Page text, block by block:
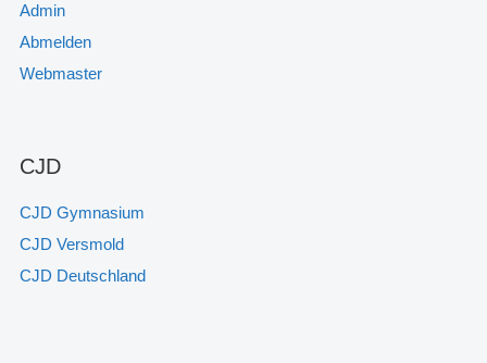
Admin
Abmelden
Webmaster
CJD
CJD Gymnasium
CJD Versmold
CJD Deutschland